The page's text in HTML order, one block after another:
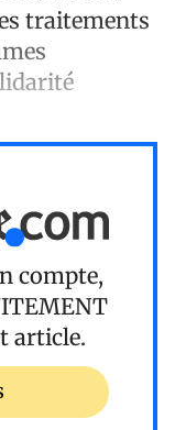
traitements
compte,
article.